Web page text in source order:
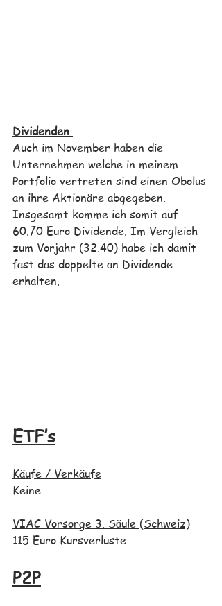
Dividenden
Auch im November haben die
Unternehmen welche in meinem
Portfolio vertreten sind einen Obolus
an ihre Aktionäre abgegeben.
Insgesamt komme ich somit auf
60.70 Euro Dividende. Im Vergleich
zum Vorjahr (32.40) habe ich damit
fast das doppelte an Dividende
erhalten.
ETF’s
Käufe / Verkäufe
Keine
VIAC Vorsorge 3. Säule (Schweiz)
115 Euro Kursverluste
P2P